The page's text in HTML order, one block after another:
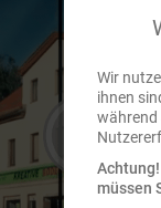
Wir
ihnen
während
müssen